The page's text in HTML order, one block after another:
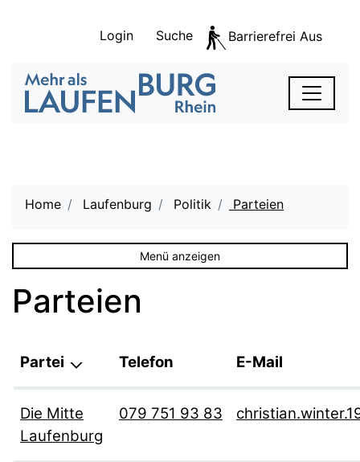
Direkt zum Stichwortverzeichnis
KopfzeileLogin Suche Barrierefrei Aus
Hauptnavigation
zur Startseite Laufenburg
Home Laufenburg Politik Parteien
Menü anzeigen
Parteien
Partei Telefon E-Mail
Die Mitte
Laufenburg
079 751 93 83